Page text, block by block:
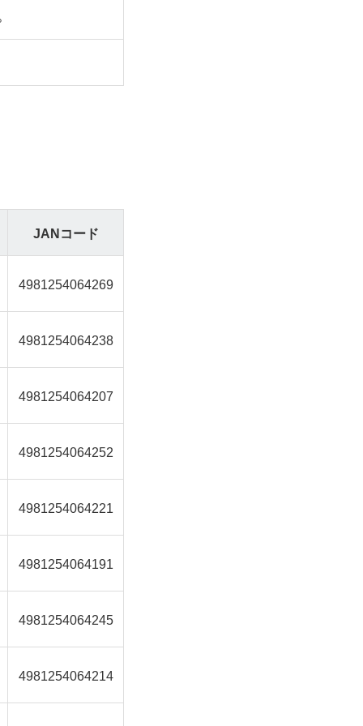
JANコード
4981254064269
4981254064238
4981254064207
4981254064252
4981254064221
4981254064191
4981254064245
4981254064214